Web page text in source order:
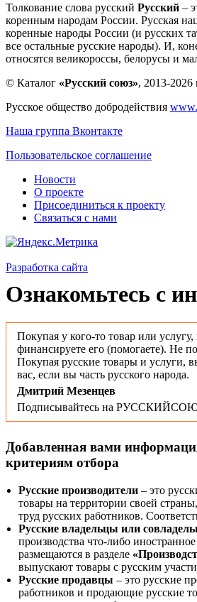
Толкование слова русский Русский –
коренным народам России. Русская
коренные народы России (и русских
все остальные русские народы). И,
относятся великороссы, белорусы и
© Каталог «Русский союз», 2013-2026
Русское общество добродействия
Наша группа Вконтакте
Пользовательское соглашение
Новости
О проекте
Присоединиться к проекту
Связаться с нами
Разработка сайта
Ознакомьтесь с
Покупая у кого-то товар или
финансируете его (помогаете). Не
Покупая русские товары и услуги,
вас, если вы часть русского народа.
Дмитрий Мезенцев
Подписывайтесь на
Добавленная вами
критериям отбора
Русские производители – это
товары на территории своей
труд русских работников.
Русские владельцы или
производства что-либо
размещаются в разделе
выпускают товары с русским
Русские продавцы – это русские
работников и продающие русские